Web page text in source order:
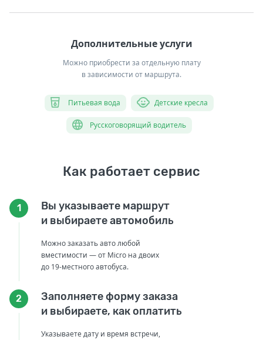
Дополнительные услуги
Можно приобрести за отдельную плату
в зависимости от маршрута.
Питьевая вода Детские кресла
Русскоговорящий водитель
Как работает сервис
1
Вы указываете маршрут
и выбираете автомобиль
Можно заказать авто любой
вместимости — от Micro на двоих
до 19-местного автобуса.
2
Заполняете форму заказа
и выбираете, как оплатить
Указываете дату и время встречи,